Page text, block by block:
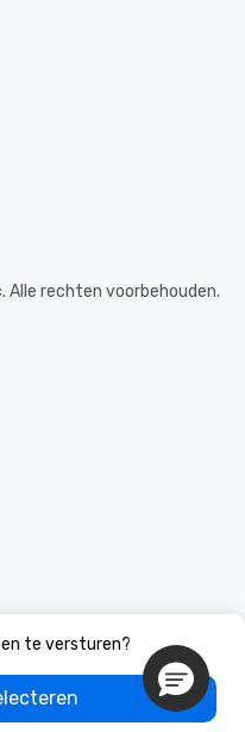
te versturen?
rechten voorbehouden.